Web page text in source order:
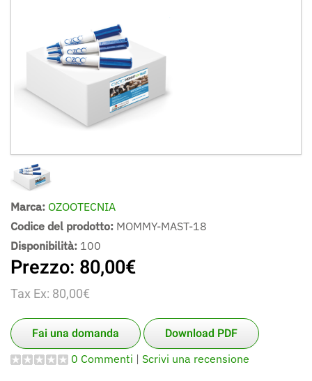
Marca: OZOOTECNIA
Codice del prodotto: MOMMY-MAST-18
Disponibilità: 100
Prezzo: 80,00‎€
Tax Ex: 80,00‎€
Fai una domanda Download PDF
0 Commenti | Scrivi una recensione